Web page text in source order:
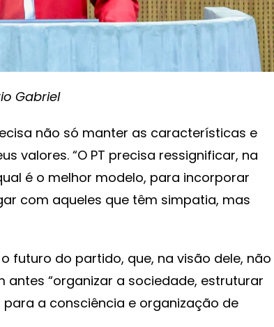
Gabriel
não só manter as características e
valores. “O PT precisa ressignificar, na
é o melhor modelo, para incorporar
com aqueles que têm simpatia, mas
futuro do partido, que, na visão dele, não
“organizar a sociedade, estruturar
a consciência e organização de